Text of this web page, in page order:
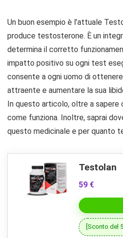
Un buon esempio è l’attuale
produce testosterone. È un
determina il corretto
impatto positivo su ogni test
consente a ogni uomo di
attraente e aumentare la sua
In questo articolo, oltre a sapere
come funziona. Inoltre, saprai
questo medicinale e per quanto
Testolan
59 €
[Sconto del